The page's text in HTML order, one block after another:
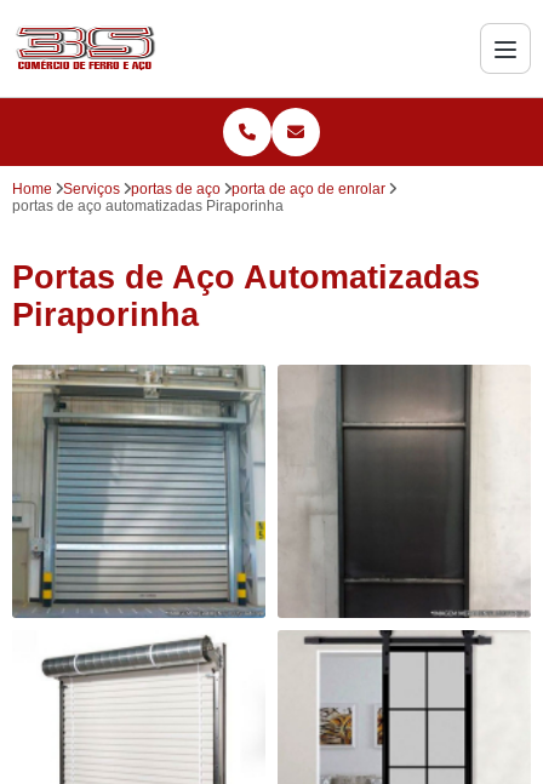
Home Serviços portas de aço
porta de aço de enrolar
portas de aço automatizadas Piraporinha
Portas de Aço Automatizadas
Piraporinha